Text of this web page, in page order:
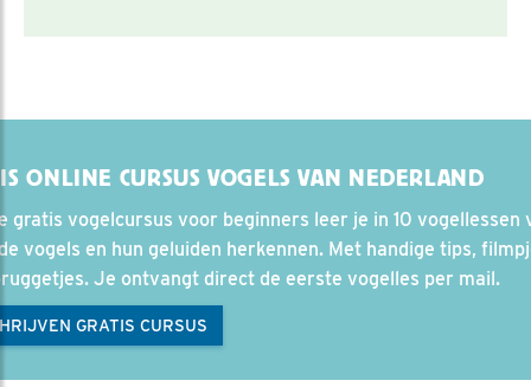
ONLINE CURSUS VOGELS VAN NEDERLAND
gratis vogelcursus voor beginners leer je in 10 vogellessen
vogels en hun geluiden herkennen. Met handige tips,
Je ontvangt direct de eerste vogelles per mail.
GRATIS CURSUS